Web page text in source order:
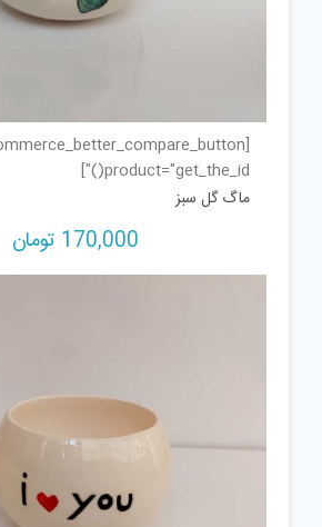
product="get_the_id()"]
ماگ گل سبز
170,000 تومان